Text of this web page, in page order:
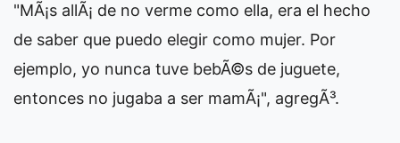
"MÃ¡s allÃ¡ de no verme como ella, era el hecho
de saber que puedo elegir como mujer. Por
ejemplo, yo nunca tuve bebÃ©s de juguete,
entonces no jugaba a ser mamÃ¡", agregÃ³.